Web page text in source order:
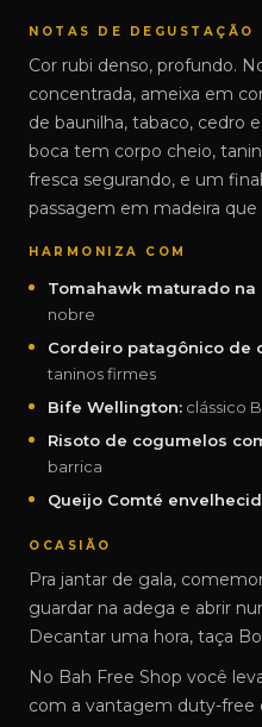
NOTAS DE DEGUSTAÇÃO
Cor rubi denso, profundo.
concentrada, ameixa em
de baunilha, tabaco, cedro
boca tem corpo cheio,
fresca segurando, e um
passagem em madeira
HARMONIZA COM
Tomahawk maturado na
nobre
Cordeiro patagônico de
taninos firmes
Bife Wellington: clássico
Risoto de cogumelos
barrica
Queijo Comté
OCASIÃO
Pra jantar de gala,
guardar na adega e abrir
Decantar uma hora, taça
No Bah Free Shop você
com a vantagem duty-free